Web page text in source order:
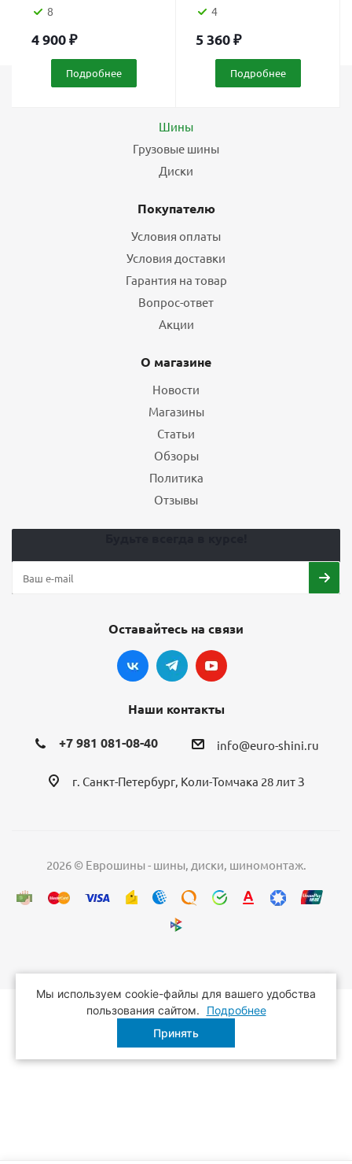
8
4 900₽
Подробнее
4
5 360₽
Подробнее
Шины
Грузовые шины
Диски
Покупателю
Условия оплаты
Условия доставки
Гарантия на товар
Вопрос-ответ
Акции
О магазине
Новости
Магазины
Статьи
Обзоры
Политика
Отзывы
Оставайтесь на связи
Наши контакты
+7 981 081-08-40 info@euro-shini.ru
г. Санкт-Петербург, Коли-Томчака 28 лит З
2026 © Еврошины - шины, диски, шиномонтаж.
Мы используем cookie-файлы для вашего удобства
пользования сайтом.
Подробнее
Принять